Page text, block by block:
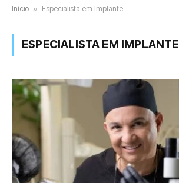
Início » Especialista em Implante
ESPECIALISTA EM IMPLANTE